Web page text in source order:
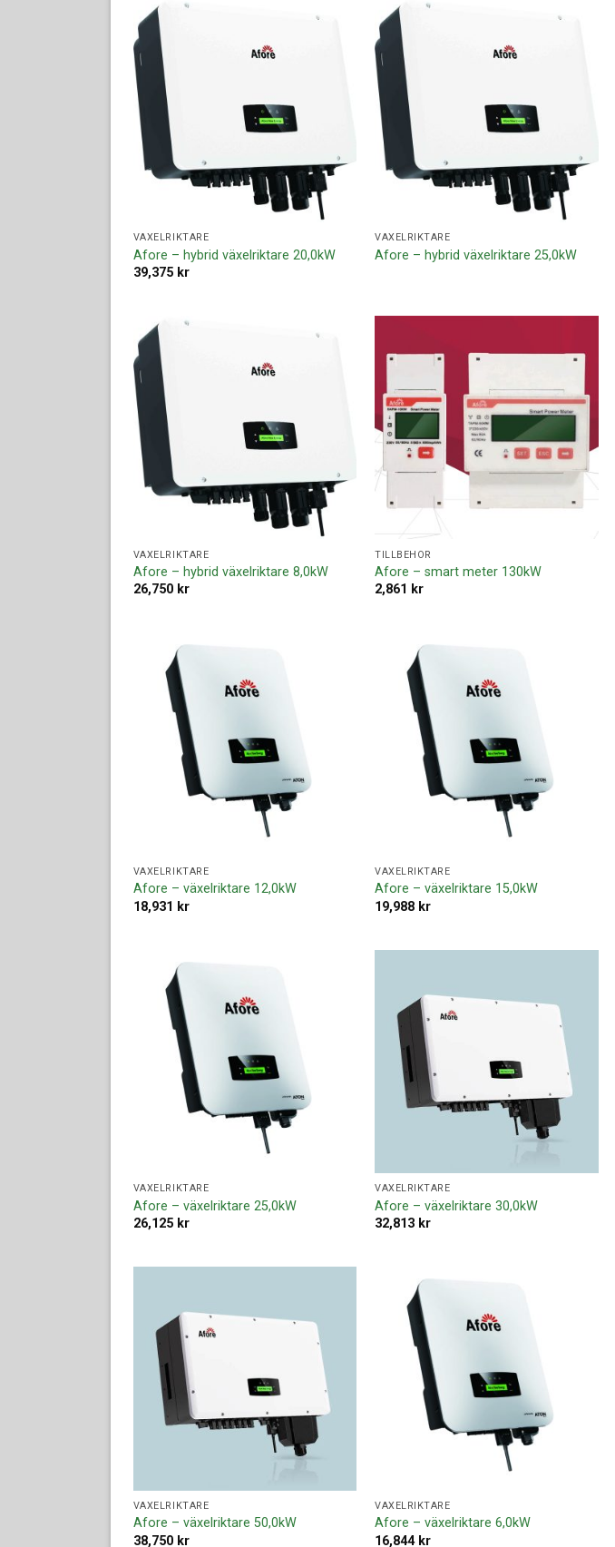
VÄXELRIKTARE
Afore – hybrid växelriktare 20,0kW
39,375 kr
VÄXELRIKTARE
Afore – hybrid växelriktare 25,0kW
VÄXELRIKTARE
Afore – hybrid växelriktare 8,0kW
26,750 kr
Lägg till i
TILLBEHÖR
Afore – smart meter 130kW
2,861 kr
VÄXELRIKTARE
Afore – växelriktare 12,0kW
18,931 kr
VÄXELRIKTARE
Afore – växelriktare 15,0kW
19,988 kr
VÄXELRIKTARE
Afore – växelriktare 25,0kW
26,125 kr
Lägg till i
offertlista
VÄXELRIKTARE
Afore – växelriktare 30,0kW
32,813 kr
offertlista
VÄXELRIKTARE
Afore – växelriktare 50,0kW
38,750 kr
VÄXELRIKTARE
Afore – växelriktare 6,0kW
16,844 kr